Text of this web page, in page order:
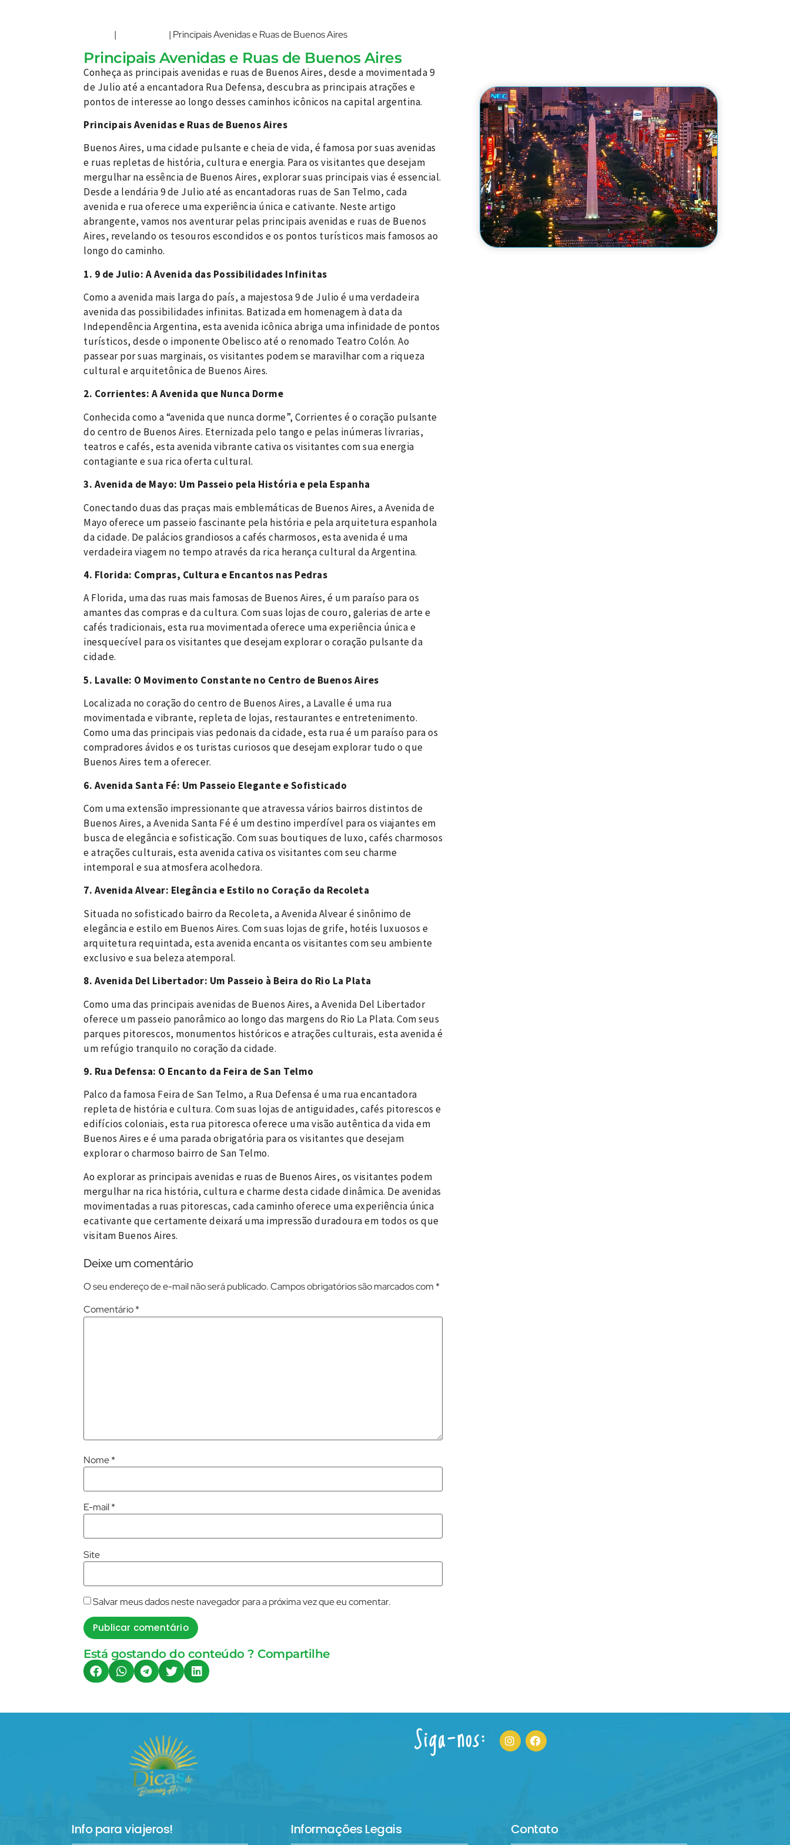
| | Principais Avenidas e Ruas de Buenos Aires
Principais Avenidas e Ruas de Buenos Aires
Conheça as principais avenidas e ruas de Buenos Aires, desde a movimentada 9
de Julio até a encantadora Rua Defensa, descubra as principais atrações e
pontos de interesse ao longo desses caminhos icônicos na capital argentina.
Principais Avenidas e Ruas de Buenos Aires
Buenos Aires, uma cidade pulsante e cheia de vida, é famosa por suas avenidas
e ruas repletas de história, cultura e energia. Para os visitantes que desejam
mergulhar na essência de Buenos Aires, explorar suas principais vias é essencial.
Desde a lendária 9 de Julio até as encantadoras ruas de San Telmo, cada
avenida e rua oferece uma experiência única e cativante. Neste artigo
abrangente, vamos nos aventurar pelas principais avenidas e ruas de Buenos
Aires, revelando os tesouros escondidos e os pontos turísticos mais famosos ao
longo do caminho.
1. 9 de Julio: A Avenida das Possibilidades Infinitas
Como a avenida mais larga do país, a majestosa 9 de Julio é uma verdadeira
avenida das possibilidades infinitas. Batizada em homenagem à data da
Independência Argentina, esta avenida icônica abriga uma infinidade de pontos
turísticos, desde o imponente Obelisco até o renomado Teatro Colón. Ao
passear por suas marginais, os visitantes podem se maravilhar com a riqueza
cultural e arquitetônica de Buenos Aires.
2. Corrientes: A Avenida que Nunca Dorme
Conhecida como a “avenida que nunca dorme”, Corrientes é o coração pulsante
do centro de Buenos Aires. Eternizada pelo tango e pelas inúmeras livrarias,
teatros e cafés, esta avenida vibrante cativa os visitantes com sua energia
contagiante e sua rica oferta cultural.
3. Avenida de Mayo: Um Passeio pela História e pela Espanha
Conectando duas das praças mais emblemáticas de Buenos Aires, a Avenida de
Mayo oferece um passeio fascinante pela história e pela arquitetura espanhola
da cidade. De palácios grandiosos a cafés charmosos, esta avenida é uma
verdadeira viagem no tempo através da rica herança cultural da Argentina.
4. Florida: Compras, Cultura e Encantos nas Pedras
A Florida, uma das ruas mais famosas de Buenos Aires, é um paraíso para os
amantes das compras e da cultura. Com suas lojas de couro, galerias de arte e
cafés tradicionais, esta rua movimentada oferece uma experiência única e
inesquecível para os visitantes que desejam explorar o coração pulsante da
cidade.
5. Lavalle: O Movimento Constante no Centro de Buenos Aires
Localizada no coração do centro de Buenos Aires, a Lavalle é uma rua
movimentada e vibrante, repleta de lojas, restaurantes e entretenimento.
Como uma das principais vias pedonais da cidade, esta rua é um paraíso para os
compradores ávidos e os turistas curiosos que desejam explorar tudo o que
Buenos Aires tem a oferecer.
6. Avenida Santa Fé: Um Passeio Elegante e Sofisticado
Com uma extensão impressionante que atravessa vários bairros distintos de
Buenos Aires, a Avenida Santa Fé é um destino imperdível para os viajantes em
busca de elegância e sofisticação. Com suas boutiques de luxo, cafés charmosos
e atrações culturais, esta avenida cativa os visitantes com seu charme
intemporal e sua atmosfera acolhedora.
7. Avenida Alvear: Elegância e Estilo no Coração da Recoleta
Situada no sofisticado bairro da Recoleta, a Avenida Alvear é sinônimo de
elegância e estilo em Buenos Aires. Com suas lojas de grife, hotéis luxuosos e
arquitetura requintada, esta avenida encanta os visitantes com seu ambiente
exclusivo e sua beleza atemporal.
8. Avenida Del Libertador: Um Passeio à Beira do Rio La Plata
Como uma das principais avenidas de Buenos Aires, a Avenida Del Libertador
oferece um passeio panorâmico ao longo das margens do Rio La Plata. Com seus
parques pitorescos, monumentos históricos e atrações culturais, esta avenida é
um refúgio tranquilo no coração da cidade.
9. Rua Defensa: O Encanto da Feira de San Telmo
Palco da famosa Feira de San Telmo, a Rua Defensa é uma rua encantadora
repleta de história e cultura. Com suas lojas de antiguidades, cafés pitorescos e
edifícios coloniais, esta rua pitoresca oferece uma visão autêntica da vida em
Buenos Aires e é uma parada obrigatória para os visitantes que desejam
explorar o charmoso bairro de San Telmo.
Ao explorar as principais avenidas e ruas de Buenos Aires, os visitantes podem
mergulhar na rica história, cultura e charme desta cidade dinâmica. De avenidas
movimentadas a ruas pitorescas, cada caminho oferece uma experiência única
ecativante que certamente deixará uma impressão duradoura em todos os que
visitam Buenos Aires.
Deixe um comentário
O seu endereço de e-mail não será publicado.Campos obrigatórios são marcados com *
Comentário*
Nome*
E-mail*
Site
Salvar meus dados neste navegador para a próxima vez que eu comentar.
Está gostando do conteúdo ? Compartilhe
Siga-nos:
Info para viajeros! Informações Legais Contato